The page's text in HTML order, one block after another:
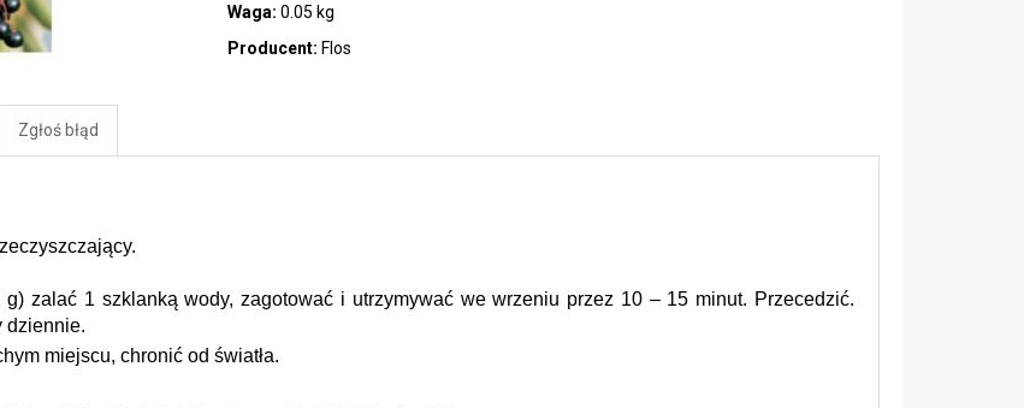
Waga: 0.05 kg
Producent: Flos
Zgłoś błąd
g) zalać 1 szklanką wody, zagotować i utrzymywać we wrzeniu przez 10 – 15 minut. Przecedzić.
dziennie.
miejscu, chronić od światła.